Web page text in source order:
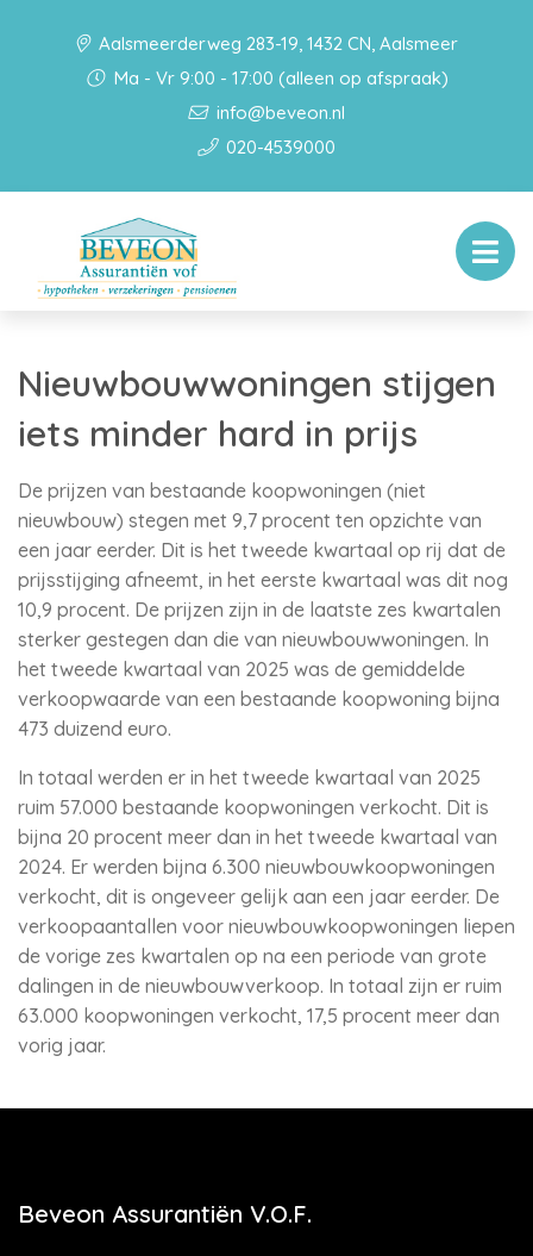
Aalsmeerderweg 283-19, 1432 CN, Aalsmeer
Ma - Vr 9:00 - 17:00 (alleen op afspraak)
info@beveon.nl
020-4539000
Nieuwbouwwoningen stijgen
iets minder hard in prijs
De prijzen van bestaande koopwoningen (niet
nieuwbouw) stegen met 9,7 procent ten opzichte van
een jaar eerder. Dit is het tweede kwartaal op rij dat de
prijsstijging afneemt, in het eerste kwartaal was dit nog
10,9 procent. De prijzen zijn in de laatste zes kwartalen
sterker gestegen dan die van nieuwbouwwoningen. In
het tweede kwartaal van 2025 was de gemiddelde
verkoopwaarde van een bestaande koopwoning bijna
473 duizend euro.
In totaal werden er in het tweede kwartaal van 2025
ruim 57.000 bestaande koopwoningen verkocht. Dit is
bijna 20 procent meer dan in het tweede kwartaal van
2024. Er werden bijna 6.300 nieuwbouwkoopwoningen
verkocht, dit is ongeveer gelijk aan een jaar eerder. De
verkoopaantallen voor nieuwbouwkoopwoningen liepen
de vorige zes kwartalen op na een periode van grote
dalingen in de nieuwbouwverkoop. In totaal zijn er ruim
63.000 koopwoningen verkocht, 17,5 procent meer dan
vorig jaar.
Beveon Assurantiën V.O.F.